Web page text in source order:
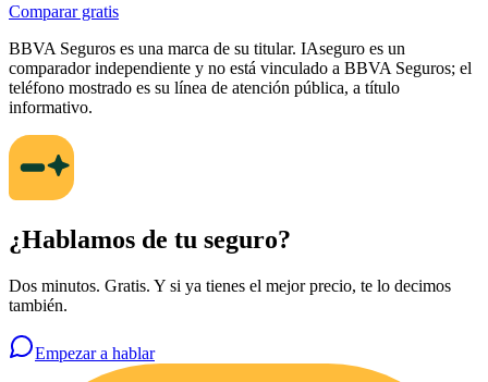
Comparar gratis
BBVA Seguros es una marca de su titular. IAseguro es un
comparador independiente y no está vinculado a BBVA Seguros; el
teléfono mostrado es su línea de atención pública, a título
informativo.
¿Hablamos de tu seguro?
Dos minutos. Gratis. Y si ya tienes el mejor precio, te lo decimos
también.
Empezar a hablar